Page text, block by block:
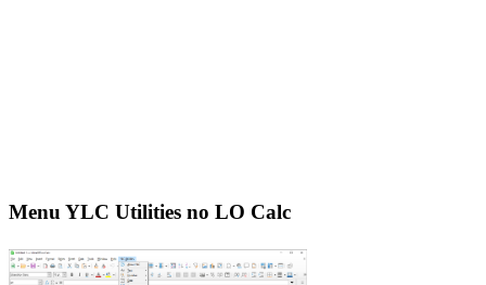
Menu YLC Utilities no LO Calc